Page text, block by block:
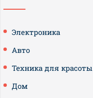
Электроника
Авто
Техника для красоты
Дом